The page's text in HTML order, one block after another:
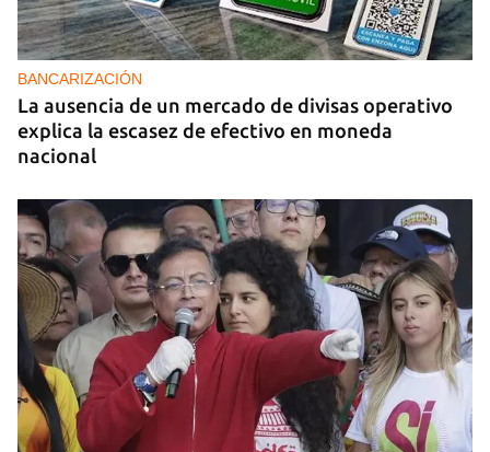
BANCARIZACIÓN
La ausencia de un mercado de divisas operativo
explica la escasez de efectivo en moneda
nacional